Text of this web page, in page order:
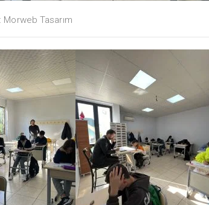
Morweb Tasarım